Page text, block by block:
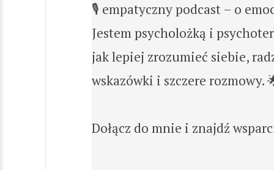
🎙️ empatyczny podcast – o
Jestem psycholożką i
jak lepiej zrozumieć siebie,
wskazówki i szczere rozmowy.
Dołącz do mnie i znajdź